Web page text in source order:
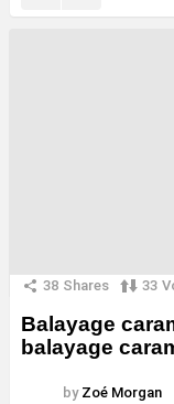
38 Shares 33
Balayage
balayage
by Zoé Morgan